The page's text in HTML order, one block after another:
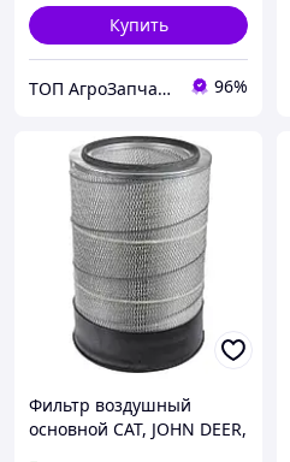
Купить
ТОП АгроЗапчастина 96%
Фильтр воздушный
основной CAT, JOHN DEER,